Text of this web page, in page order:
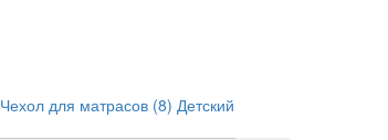
Чехол для матрасов (8) Детский